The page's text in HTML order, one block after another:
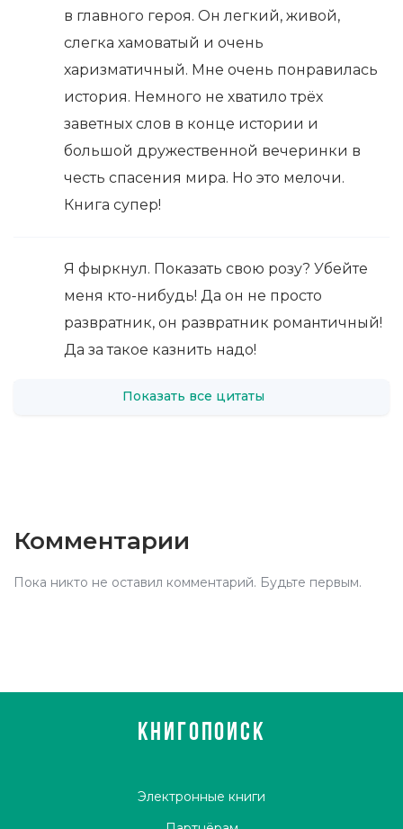
в главного героя. Он легкий, живой,
слегка хамоватый и очень
харизматичный. Мне очень понравилась
история. Немного не хватило трёх
заветных слов в конце истории и
большой дружественной вечеринки в
честь спасения мира. Но это мелочи.
Книга супер!
Я фыркнул. Показать свою розу? Убейте
меня кто-нибудь! Да он не просто
развратник, он развратник романтичный!
Да за такое казнить надо!
Показать все цитаты
Комментарии
Пока никто не оставил комментарий. Будьте первым.
КНИГОПОИСК
Электронные книги